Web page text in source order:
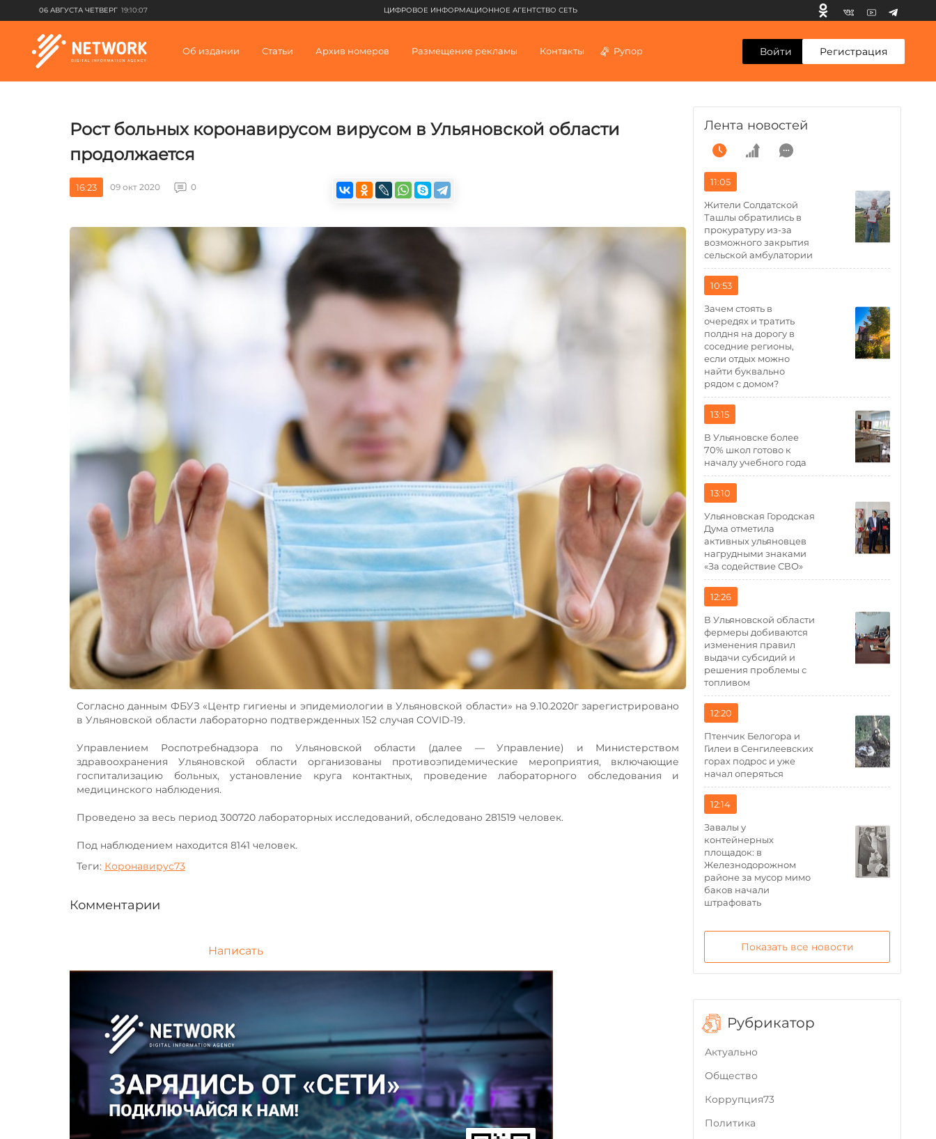
06 АВГУСТА ЧЕТВЕРГ 19:10:07 ЦИФРОВОЕ ИНФОРМАЦИОННОЕ АГЕНТСТВО СЕТЬ
Об издании Статьи Архив номеров Размещение рекламы Контакты Рупор Войти Регистрация
Рост больных коронавирусом вирусом в Ульяновской области
продолжается
16:23 09 окт 2020 0
Согласно данным ФБУЗ «Центр гигиены и эпидемиологии в Ульяновской области» на 9.10.2020г зарегистрировано
в Ульяновской области лабораторно подтвержденных 152 случая COVID-19.
Управлением Роспотребнадзора по Ульяновской области (далее — Управление) и Министерством
здравоохранения Ульяновской области организованы противоэпидемические мероприятия, включающие
госпитализацию больных, установление круга контактных, проведение лабораторного обследования и
медицинского наблюдения.
Проведено за весь период 300720 лабораторных исследований, обследовано 281519 человек.
Под наблюдением находится 8141 человек.
Теги: Коронавирус73
Комментарии
Написать
Лента новостей
11:05
Жители Солдатской
Ташлы обратились в
прокуратуру из-за
возможного закрытия
сельской амбулатории
10:53
Зачем стоять в
очередях и тратить
полдня на дорогу в
соседние регионы,
если отдых можно
найти буквально
рядом с домом?
13:15
В Ульяновске более
70% школ готово к
началу учебного года
13:10
Ульяновская Городская
Дума отметила
активных ульяновцев
нагрудными знаками
«За содействие СВО»
12:26
В Ульяновской области
фермеры добиваются
изменения правил
выдачи субсидий и
решения проблемы с
топливом
12:20
Птенчик Белогора и
Гилеи в Сенгилеевских
горах подрос и уже
начал оперяться
12:14
Завалы у
контейнерных
площадок: в
Железнодорожном
районе за мусор мимо
баков начали
штрафовать
Показать все новости
Рубрикатор
Актуально
Общество
Коррупция73
Политика